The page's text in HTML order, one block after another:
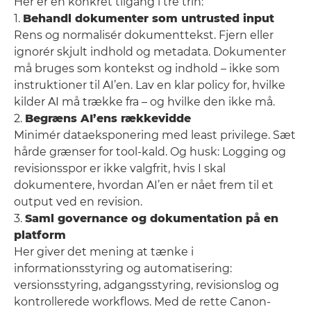
1. Behandl dokumenter som untrusted input
Rens og normalisér dokumenttekst. Fjern eller
ignorér skjult indhold og metadata. Dokumenter
må bruges som kontekst og indhold – ikke som
instruktioner til AI’en. Lav en klar policy for, hvilke
kilder AI må trække fra – og hvilke den ikke må.
2. Begræns AI’ens rækkevidde
Minimér dataeksponering med least privilege. Sæt
hårde grænser for tool-kald. Og husk: Logging og
revisionsspor er ikke valgfrit, hvis I skal
dokumentere, hvordan AI’en er nået frem til et
output ved en revision.
3. Saml governance og dokumentation på en
platform
Her giver det mening at tænke i
informationsstyring og automatisering:
versionsstyring, adgangsstyring, revisionslog og
kontrollerede workflows. Med de rette Canon-